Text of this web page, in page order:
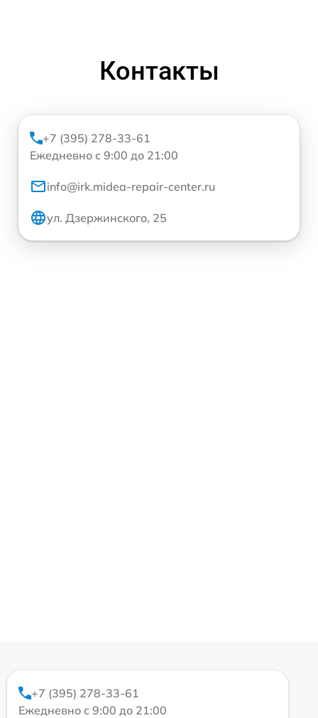
Контакты
+7 (395) 278-33-61
Ежедневно с 9:00 до 21:00
info@irk.midea-repair-center.ru
ул. Дзержинского, 25
+7 (395) 278-33-61
Ежедневно с 9:00 до 21:00